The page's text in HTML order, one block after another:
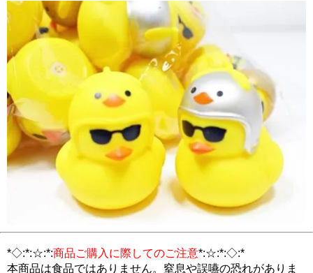
*◇:*:☆:*:商品ご購入に際してのご注意*:☆:*:◇:*
本商品は食品ではありません。窒息や誤嚥の恐れがありま